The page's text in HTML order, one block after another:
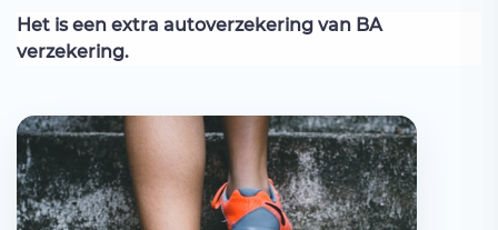
Het is een extra autoverzekering van BA
verzekering.